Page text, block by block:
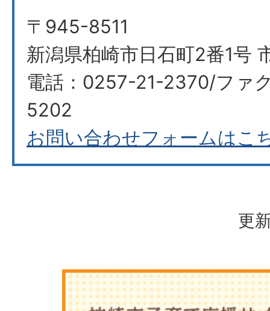
〒945-8511
新潟県柏崎市日石町2番1号
電話：0257-21-2370/ファ
5202
お問い合わせフォームはこ
更